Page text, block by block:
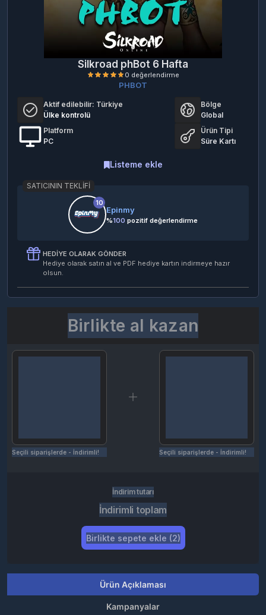
Silkroad phBot 6 Hafta
0 değerlendirme
PHBOT
Aktif edilebilir: Türkiye
Ülke kontrolü
Bölge
Global
Platform
PC
Ürün Tipi
Süre Kartı
Listeme ekle
SATICININ TEKLIFI
10
Epinmy
%100 pozitif değerlendirme
HEDIYE OLARAK GÖNDER
Hediye olarak satın al ve PDF hediye kartın indirmeye hazır
olsun.
Birlikte al kazan
Seçili siparişlerde - İndirimli! Seçili siparişlerde - İndirimli!
İndirim tutarı
İndirimli toplam
Birlikte sepete ekle (2)
Ürün Açıklaması
Kampanyalar